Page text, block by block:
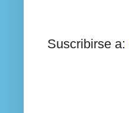
Suscribirse a: